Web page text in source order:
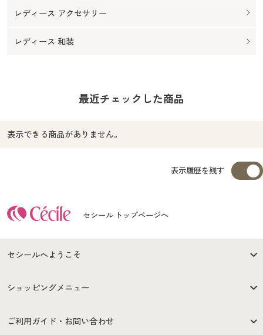
レディース アクセサリー
レディース 和装
最近チェックした商品
表示できる商品がありません。
表示履歴を残す
セシール トップページへ
セシールへようこそ
はじめての方へ
セシールご利用規約
ショッピングメニュー
商品カテゴリ
ご利用ガイド・お問い合わせ